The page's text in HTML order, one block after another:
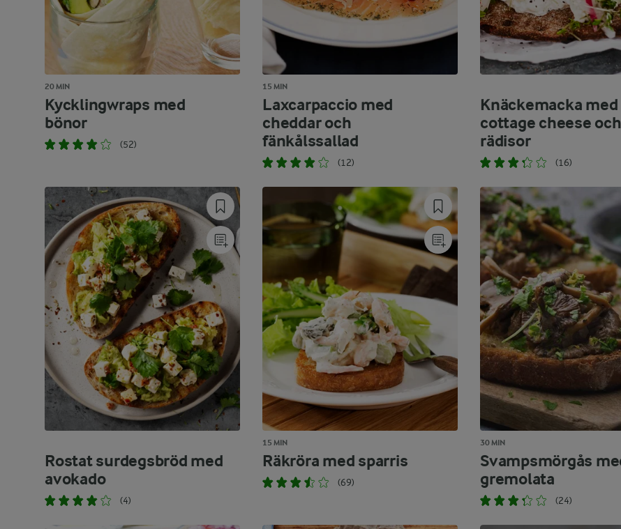
20 MIN
Kycklingwraps med
bönor
(52)
15 MIN
Laxcarpaccio med
cheddar och
fänkålssallad
(12)
Knäckemacka med
cottage cheese och
rädisor
(16)
Rostat surdegsbröd med
avokado
(4)
15 MIN
Räkröra med sparris
(69)
30 MIN
Svampsmörgås
gremolata
(24)